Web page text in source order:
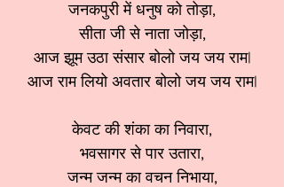
जनकपुरी में धनुष को तोड़ा,
सीता जी से नाता जोड़ा,
आज झूम उठा संसार बोलो जय जय राम|
आज राम लियो अवतार बोलो जय जय राम|
केवट की शंका का निवारा,
भवसागर से पार उतारा,
जन्म जन्म का वचन निभाया,